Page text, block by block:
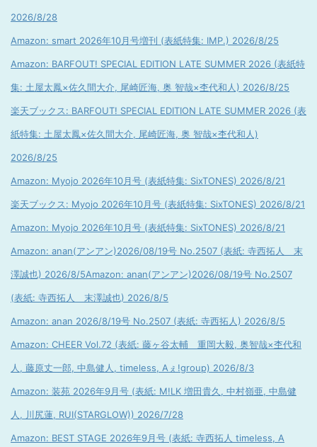
2026/8/28
Amazon: smart 2026年10月号増刊 (表紙特集: IMP.) 2026/8/25
Amazon: BARFOUT! SPECIAL EDITION LATE SUMMER 2026 (表紙特
集: 土屋太鳳×佐久間大介, 尾崎匠海, 奥 智哉×杢代和人) 2026/8/25
楽天ブックス: BARFOUT! SPECIAL EDITION LATE SUMMER 2026 (表
紙特集: 土屋太鳳×佐久間大介, 尾崎匠海, 奥 智哉×杢代和人)
2026/8/25
Amazon: Myojo 2026年10月号 (表紙特集: SixTONES) 2026/8/21
楽天ブックス: Myojo 2026年10月号 (表紙特集: SixTONES) 2026/8/21
Amazon: Myojo 2026年10月号 (表紙特集: SixTONES) 2026/8/21
Amazon: anan(アンアン)2026/08/19号 No.2507 (表紙: 寺西拓人 末
澤誠也) 2026/8/5Amazon: anan(アンアン)2026/08/19号 No.2507
(表紙: 寺西拓人 末澤誠也) 2026/8/5
Amazon: anan 2026/8/19号 No.2507 (表紙: 寺西拓人) 2026/8/5
Amazon: CHEER Vol.72 (表紙: 藤ヶ谷太輔 重岡大毅, 奥智哉×杢代和
人, 藤原丈一郎, 中島健人, timeless, Aぇ!group) 2026/8/3
Amazon: 装苑 2026年9月号 (表紙: M!LK 増田貴久, 中村嶺亜, 中島健
人, 川尻蓮, RUI(STARGLOW)) 2026/7/28
Amazon: BEST STAGE 2026年9月号 (表紙: 寺西拓人 timeless, A